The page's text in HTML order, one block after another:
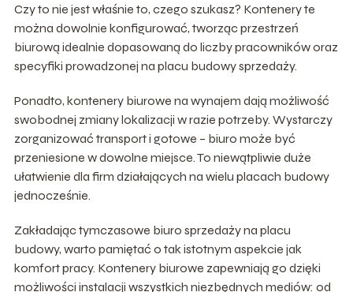
Czy to nie jest właśnie to, czego szukasz? Kontenery te
można dowolnie konfigurować, tworząc przestrzeń
biurową idealnie dopasowaną do liczby pracowników oraz
specyfiki prowadzonej na placu budowy sprzedaży.
Ponadto, kontenery biurowe na wynajem dają możliwość
swobodnej zmiany lokalizacji w razie potrzeby. Wystarczy
zorganizować transport i gotowe – biuro może być
przeniesione w dowolne miejsce. To niewątpliwie duże
ułatwienie dla firm działających na wielu placach budowy
jednocześnie.
Zakładając tymczasowe biuro sprzedaży na placu
budowy, warto pamiętać o tak istotnym aspekcie jak
komfort pracy. Kontenery biurowe zapewniają go dzięki
możliwości instalacji wszystkich niezbędnych mediów: od